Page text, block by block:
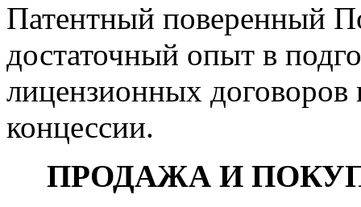
Патентный поверенный
достаточный опыт в
лицензионных договоров
концессии.
ПРОДАЖА И